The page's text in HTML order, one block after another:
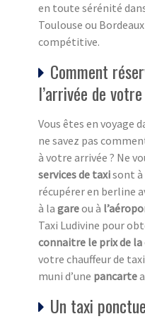
en toute sérénité
Toulouse ou
compétitive.
Comment
l’arrivée de
Vous êtes en voyage
ne savez pas
à votre arrivée ? Ne
services de taxisont
récupérer en berline
à la gareou à
Taxi Ludivine pour
connaitre le prix de la
votre chauffeur de
muni d’une pancarte
Un taxi